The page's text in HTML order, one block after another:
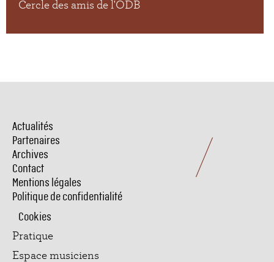
Cercle des amis de l'ODB
Menu
Pied
de
page
Actualités
Partenaires
Archives
Contact
Mentions légales
Politique de confidentialité
Cookies
Pratique
Espace musiciens